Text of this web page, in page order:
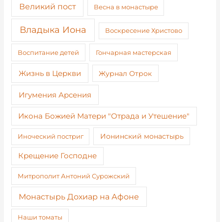
Великий пост Весна в монастыре
Владыка Иона Воскресение Христово
Воспитание детей Гончарная мастерская
Жизнь в Церкви Журнал Отрок
Игумения Арсения
Икона Божией Матери "Отрада и Утешение"
Иноческий постриг Ионинский монастырь
Крещение Господне
Митрополит Антоний Сурожский
Монастырь Дохиар на Афоне
Наши томаты